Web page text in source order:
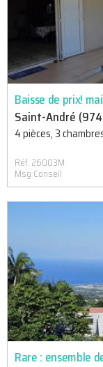
Baisse de prix!
Saint-André
4 pièces, 3
Réf. 26003M
Msg Conseil
Rare : ensemble